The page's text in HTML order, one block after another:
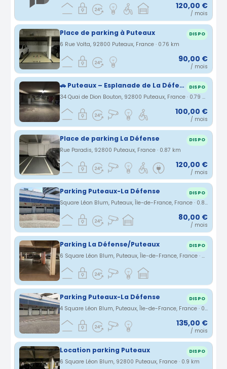
120,00 €
/ mois
Place de parking à Puteaux DISPO
6 Rue Volta, 92800 Puteaux, France · 0.76 km
90,00 €
/ mois
🚗 Puteaux – Esplanade de La Défense – Parking sécurisé sous-sol DISPO
34 Quai de Dion Bouton, 92800 Puteaux, France · 0.79 km
100,00 €
/ mois
Place de parking La Défense DISPO
Rue Paradis, 92800 Puteaux, France · 0.87 km
120,00 €
/ mois
Parking Puteaux-La Défense DISPO
Square Léon Blum, Puteaux, Île-de-France, France · 0.87 km
80,00 €
/ mois
Parking La Défense/Puteaux DISPO
6 Square Léon Blum, Puteaux, Île-de-France, France · 0.88 km
Parking Puteaux-La Défense DISPO
4 Square Léon Blum, Puteaux, Île-de-France, France · 0.89 km
135,00 €
/ mois
Location parking Puteaux DISPO
6 Square Léon Blum, 92800 Puteaux, France · 0.9 km